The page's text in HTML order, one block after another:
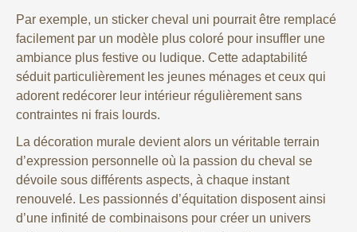
Par exemple, un sticker cheval uni pourrait être remplacé
facilement par un modèle plus coloré pour insuffler une
ambiance plus festive ou ludique. Cette adaptabilité
séduit particulièrement les jeunes ménages et ceux qui
adorent redécorer leur intérieur régulièrement sans
contraintes ni frais lourds.
La décoration murale devient alors un véritable terrain
d’expression personnelle où la passion du cheval se
dévoile sous différents aspects, à chaque instant
renouvelé. Les passionnés d’équitation disposent ainsi
d’une infinité de combinaisons pour créer un univers